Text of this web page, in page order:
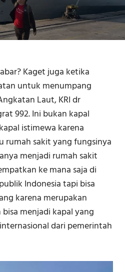
Kaget juga ketika
untuk menumpang
Laut, KRI dr
992. Ini bukan kapal
istimewa karena
rumah sakit yang fungsinya
menjadi rumah sakit
ke mana saja di
Indonesia tapi bisa
karena merupakan
menjadi kapal yang
dari pemerintah